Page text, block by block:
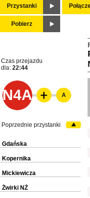
Przystanki
Pobierz
Czas przejazdu
dla: 22:44
N4A A
Poprzednie przystanki
Gdańska
Kopernika
Mickiewicza
Żwirki NŻ